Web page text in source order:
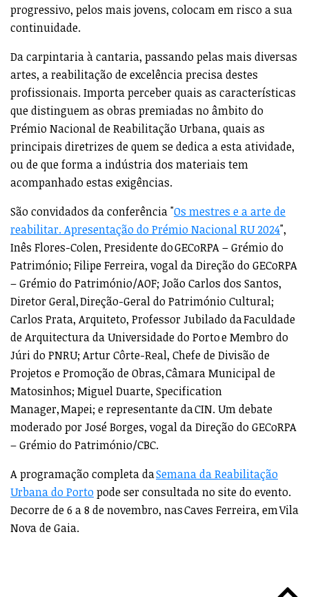
progressivo, pelos mais jovens, colocam em risco a sua
continuidade.
Da carpintaria à cantaria, passando pelas mais diversas
artes, a reabilitação de excelência precisa destes
profissionais. Importa perceber quais as características
que distinguem as obras premiadas no âmbito do
Prémio Nacional de Reabilitação Urbana, quais as
principais diretrizes de quem se dedica a esta atividade,
ou de que forma a indústria dos materiais tem
acompanhado estas exigências.
São convidados da conferência "Os mestres e a arte de
reabilitar. Apresentação do Prémio Nacional RU 2024",
Inês Flores-Colen, Presidente do GECoRPA – Grémio do
Património; Filipe Ferreira, vogal da Direção do GECoRPA
– Grémio do Património/AOF; João Carlos dos Santos,
Diretor Geral, Direção-Geral do Património Cultural;
Carlos Prata, Arquiteto, Professor Jubilado da Faculdade
de Arquitectura da Universidade do Porto e Membro do
Júri do PNRU; Artur Côrte-Real, Chefe de Divisão de
Projetos e Promoção de Obras, Câmara Municipal de
Matosinhos; Miguel Duarte, Specification
Manager, Mapei; e representante da CIN. Um debate
moderado por José Borges, vogal da Direção do GECoRPA
– Grémio do Património/CBC.
A programação completa daSemana da Reabilitação
Urbana do Portopode ser consultada no site do evento.
Decorre de 6 a 8 de novembro, nas Caves Ferreira, em Vila
Nova de Gaia.